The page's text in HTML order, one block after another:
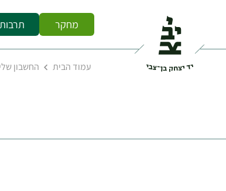
מחקר תרבות
עמוד הבית החשבון שלי